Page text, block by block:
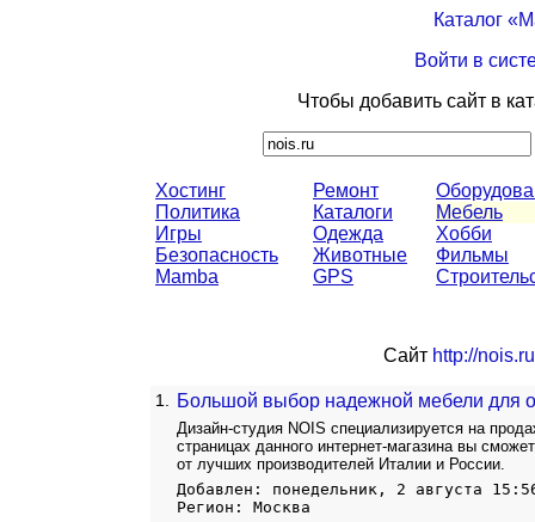
Каталог
Войти в
Чтобы добавить сайт в
Хостинг
Политика
Игры
Безопасность
Mamba
Ремонт
Каталоги
Одежда
Животные
GPS
Мебель
Хобби
Фильмы
Сайт http://
1. Большой выбор надежной мебели для
Дизайн-студия NOIS специализируется на
страницах данного интернет-магазина вы
от лучших производителей Италии и России.
Добавлен: понедельник, 2 августа
Регион: Москва